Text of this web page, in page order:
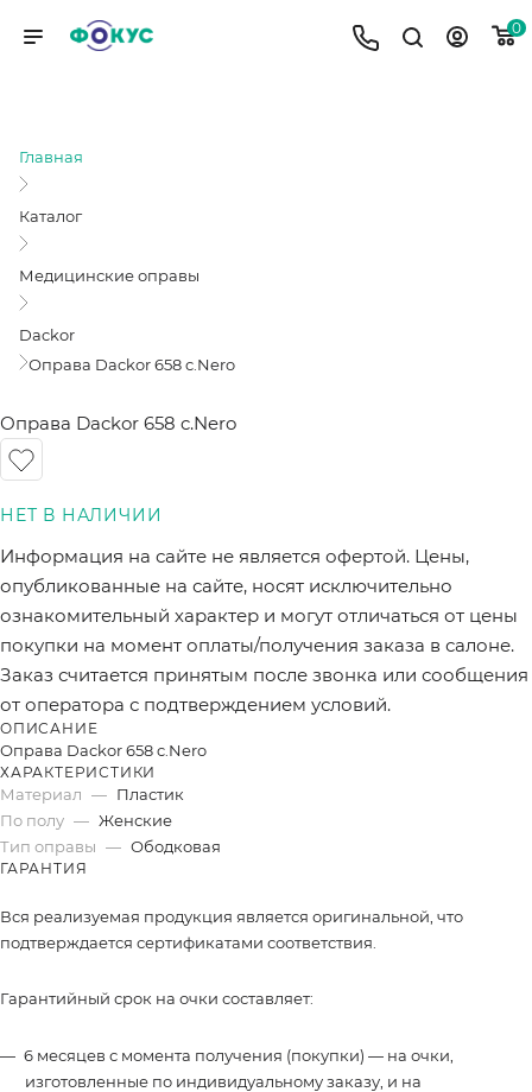
0
Главная
Каталог
Медицинские оправы
Dackor
Оправа Dackor 658 c.Nero
Оправа Dackor 658 c.Nero
Информация на сайте не является офертой. Цены,
опубликованные на сайте, носят исключительно
ознакомительный характер и могут отличаться от цены
покупки на момент оплаты/получения заказа в салоне.
Заказ считается принятым после звонка или сообщения
от оператора с подтверждением условий.
ОПИСАНИЕ
Оправа Dackor 658 c.Nero
ХАРАКТЕРИСТИКИ
Материал — Пластик
По полу — Женские
Тип оправы — Ободковая
ГАРАНТИЯ
Вся реализуемая продукция является оригинальной, что
подтверждается сертификатами соответствия.
Гарантийный срок на очки составляет:
6 месяцев с момента получения (покупки) — на очки,
изготовленные по индивидуальному заказу, и на